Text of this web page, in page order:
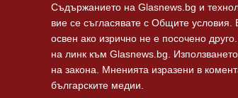
Съдържанието на Glasnews.bg и
вие се съгласявате с Общите условия.
освен ако изрично не е посочено
на линк към Glasnews.bg.
на закона. Мненията изразени в
българските медии.